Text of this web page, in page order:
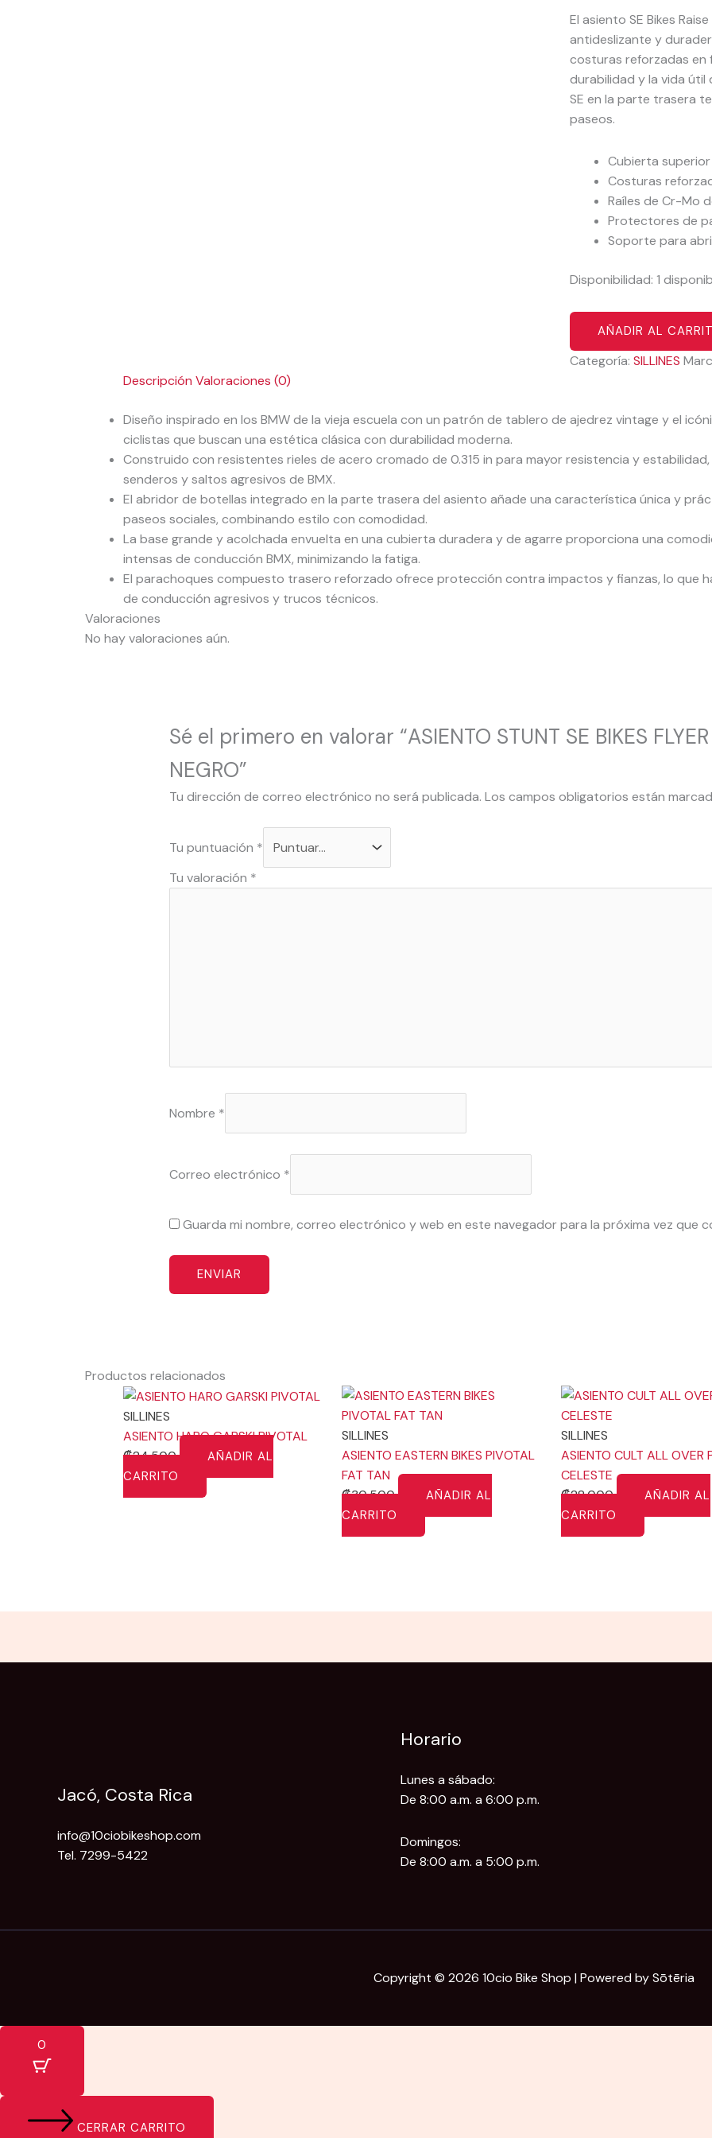
El asiento SE Bikes
antideslizante y
costuras reforzadas en
durabilidad y la vida útil
SE en la parte trasera
paseos.
Cubierta
Costuras
Raíles de Cr-Mo
Protectores de
Soporte para
Disponibilidad: 1
AÑADIR AL
Categoría:SILLINES
Descripción Valoraciones (0)
Diseño inspirado en los BMW de la vieja escuela con un patrón de tablero de ajedrez vintage y el
ciclistas que buscan una estética clásica con durabilidad moderna.
Construido con resistentes rieles de acero cromado de 0.315 in para mayor resistencia y
senderos y saltos agresivos de BMX.
El abridor de botellas integrado en la parte trasera del asiento añade una característica única y
paseos sociales, combinando estilo con comodidad.
La base grande y acolchada envuelta en una cubierta duradera y de agarre proporciona una
intensas de conducción BMX, minimizando la fatiga.
El parachoques compuesto trasero reforzado ofrece protección contra impactos y fianzas, lo que
de conducción agresivos y trucos técnicos.
Valoraciones
No hay valoraciones aún.
Sé el primero en valorar “ASIENTO STUNT SE BIKES
NEGRO”
Tu dirección de correo electrónico no será publicada. Los campos obligatorios están
Tu puntuación *
Tu valoración *
Nombre *
Correo electrónico *
Guarda mi nombre, correo electrónico y web en este navegador para la próxima vez que
Productos relacionados
SILLINES
ASIENTO HARO GARSKI PIVOTAL
₡24,500
AÑADIR AL
CARRITO
SILLINES
ASIENTO EASTERN BIKES PIVOTAL
FAT TAN
₡30,500
AÑADIR AL
CARRITO
SILLINES
ASIENTO CULT ALL OVER
CELESTE
₡28,000
AÑADIR AL
CARRITO
Jacó, Costa Rica
info@10ciobikeshop.com
Tel. 7299-5422
Horario
Lunes a sábado:
De 8:00 a.m. a 6:00 p.m.
Domingos:
De 8:00 a.m. a 5:00 p.m.
Copyright © 2026 10cio Bike Shop | Powered by Sōtēria
0
CERRAR CARRITO